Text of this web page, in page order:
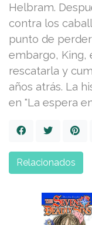
Helbram.
contra los
punto de
embargo, King,
rescatarla y
años atrás. La
en "La espera
Relacionados